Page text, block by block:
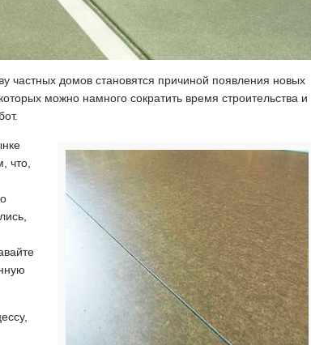
частных домов становятся причиной появления новых
можно намного сократить время строительства и
что,